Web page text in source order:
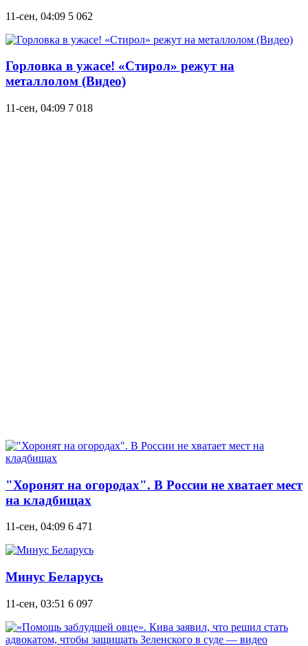
11-сен, 04:09 5 062
Горловка в ужасе! «Стирол» режут на
металлолом (Видео)
11-сен, 04:09 7 018
"Хоронят на огородах". В России не хватает мест
на кладбищах
11-сен, 04:09 6 471
Минус Беларусь
11-сен, 03:51 6 097